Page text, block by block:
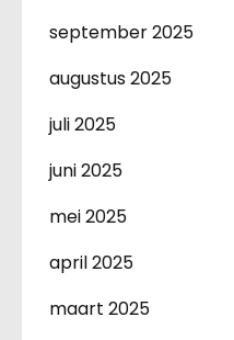
september 2025
augustus 2025
juli 2025
juni 2025
mei 2025
april 2025
maart 2025